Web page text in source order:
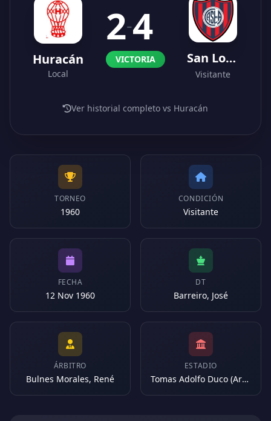
Huracán
Local
2-4
VICTORIA San Lorenzo
Visitante
Ver historial completo vs Huracán
TORNEO
1960
CONDICIÓN
Visitante
FECHA
12 Nov 1960
DT
Barreiro, José
ÁRBITRO
Bulnes Morales, René
ESTADIO
Tomas Adolfo Duco (Argentina)